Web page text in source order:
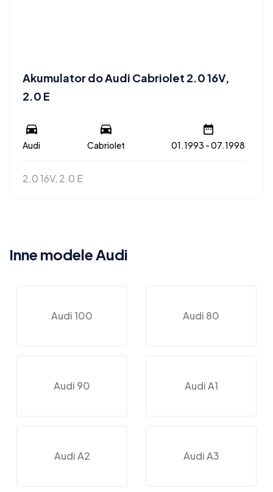
Akumulator do Audi Cabriolet 2.0 16V,
2.0 E
Audi Cabriolet 01.1993 - 07.1998
2.0 16V, 2.0 E
Inne modele Audi
Audi 100 Audi 80
Audi 90 Audi A1
Audi A2 Audi A3